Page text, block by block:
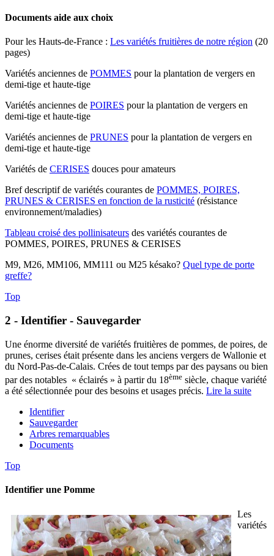
Documents aide aux choix
Pour les Hauts-de-France : Les variétés fruitières de notre région (20
pages)
Variétés anciennes de POMMES pour la plantation de vergers en
demi-tige et haute-tige
Variétés anciennes de POIRES pour la plantation de vergers en
demi-tige et haute-tige
Variétés anciennes de PRUNES pour la plantation de vergers en
demi-tige et haute-tige
Variétés de CERISES douces pour amateurs
Bref descriptif de variétés courantes de POMMES, POIRES,
PRUNES & CERISES en fonction de la rusticité (résistance
environnement/maladies)
Tableau croisé des pollinisateurs des variétés courantes de
POMMES, POIRES, PRUNES & CERISES
M9, M26, MM106, MM111 ou M25 késako? Quel type de porte
greffe?
Top
2 - Identifier - Sauvegarder
Une énorme diversité de variétés fruitières de pommes, de poires, de
prunes, cerises était présente dans les anciens vergers de Wallonie et
du Nord-Pas-de-Calais. Crées de tout temps par des paysans ou bien
par des notables « éclairés » à partir du 18ème siècle, chaque variété
a été sélectionnée pour des besoins et usages précis. Lire la suite
Identifier
Sauvegarder
Arbres remarquables
Documents
Top
Identifier une Pomme
Les
variétés